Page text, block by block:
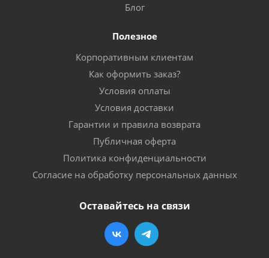
Блог
Полезное
Корпоративным клиентам
Как оформить заказ?
Условия оплаты
Условия доставки
Гарантии и правила возврата
Публичная оферта
Политика конфиденциальности
Согласие на обработку персональных данных
Оставайтесь на связи